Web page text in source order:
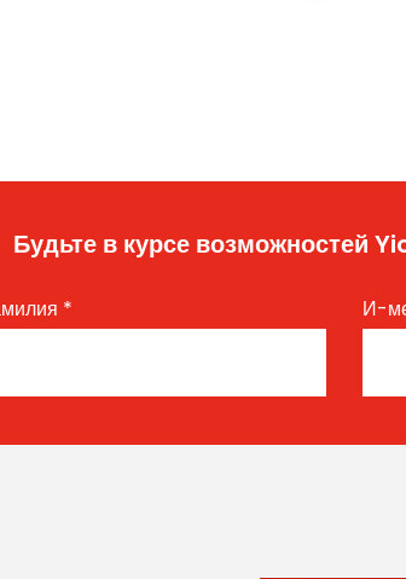
Будьте в курсе возможностей
* И-